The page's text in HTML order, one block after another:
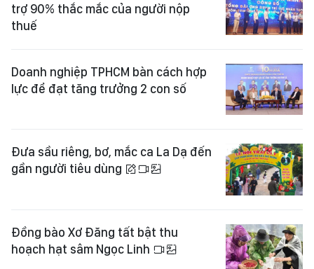
trợ 90% thắc mắc của người nộp
thuế
Doanh nghiệp TPHCM bàn cách hợp
lực để đạt tăng trưởng 2 con số
Đưa sầu riêng, bơ, mắc ca La Dạ đến
gần người tiêu dùng
Đồng bào Xơ Đăng tất bật thu
hoạch hạt sâm Ngọc Linh